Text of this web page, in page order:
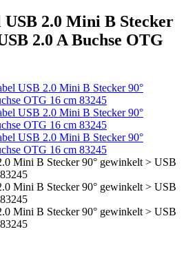
2.0 Mini B Stecker
2.0 A Buchse OTG